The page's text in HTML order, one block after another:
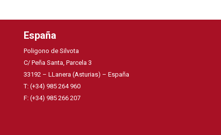
España
Poligono de Silvota
C/ Peña Santa, Parcela 3
33192 – LLanera (Asturias) – España
T: (+34) 985 264 960
F: (+34) 985 266 207